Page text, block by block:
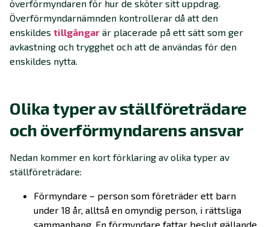
överförmyndaren för hur de sköter sitt uppdrag.
Överförmyndarnämnden kontrollerar då att den
enskildes tillgångar är placerade på ett sätt som ger
avkastning och trygghet och att de användas för den
enskildes nytta.
Olika typer av ställföreträdare
och överförmyndarens ansvar
Nedan kommer en kort förklaring av olika typer av
ställföreträdare:
Förmyndare – person som företräder ett barn
under 18 år, alltså en omyndig person, i rättsliga
sammanhang. En förmyndare fattar beslut gällande